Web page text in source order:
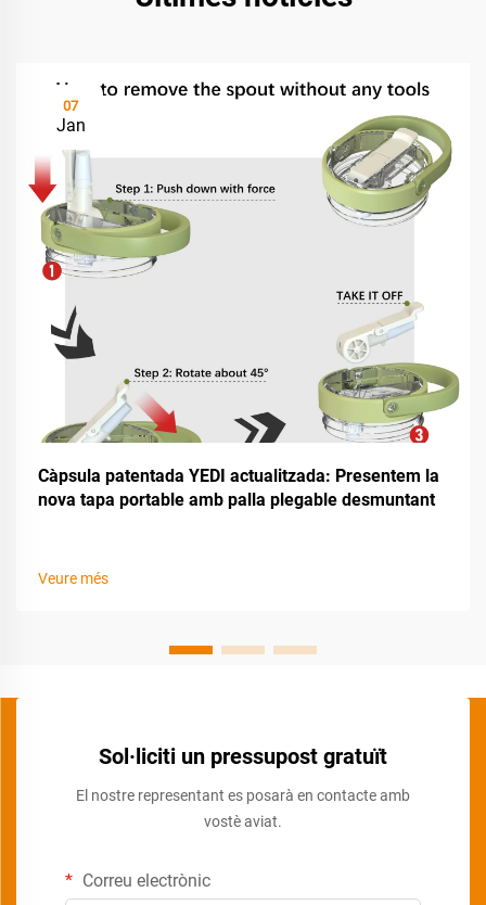
07
Jan
Càpsula patentada YEDI actualitzada: Presentem la
nova tapa portable amb palla plegable desmuntant
Veure més
Sol·liciti un pressupost gratuït
El nostre representant es posarà en contacte amb
vostè aviat.
Correu electrònic